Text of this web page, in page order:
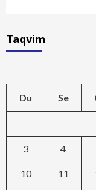
Taqvim
Du Se
3 4
10 11